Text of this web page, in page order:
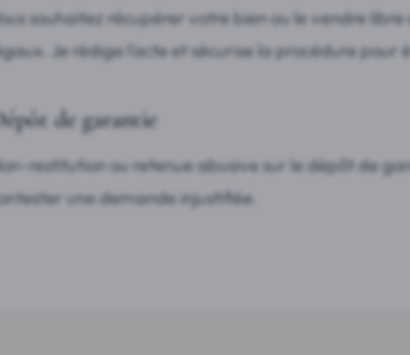
souhaitez récupérer votre bien ou le vendre
Je rédige l'acte et sécurise la procédure pour
de garantie
restitution ou retenue abusive sur le dépôt de
une demande injustifiée.